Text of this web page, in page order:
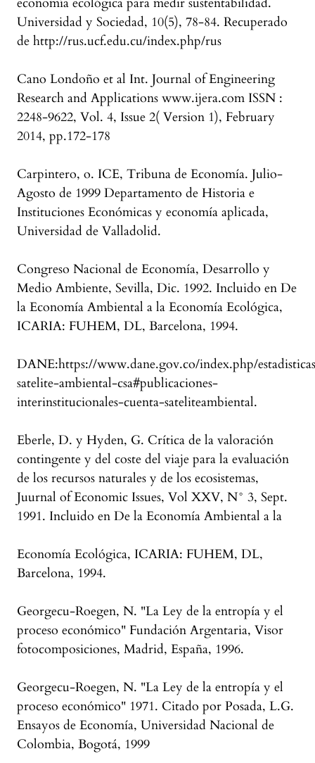
Universidad y Sociedad, 10(5), 78-84. Recuperado
de http://rus.ucf.edu.cu/index.php/rus
Cano Londoño et al Int. Journal of Engineering
Research and Applications www.ijera.com ISSN :
2248-9622, Vol. 4, Issue 2( Version 1), February
2014, pp.172-178
Carpintero, o. ICE, Tribuna de Economía. Julio-
Agosto de 1999 Departamento de Historia e
Instituciones Económicas y economía aplicada,
Universidad de Valladolid.
Congreso Nacional de Economía, Desarrollo y
Medio Ambiente, Sevilla, Dic. 1992. Incluido en De
la Economía Ambiental a la Economía Ecológica,
ICARIA: FUHEM, DL, Barcelona, 1994.
DANE:https://www.dane.gov.co/index.php/
satelite-ambiental-csa#publicaciones-
interinstitucionales-cuenta-sateliteambiental.
Eberle, D. y Hyden, G. Crítica de la valoración
contingente y del coste del viaje para la evaluación
de los recursos naturales y de los ecosistemas,
Juurnal of Economic Issues, Vol XXV, N° 3, Sept.
1991. Incluido en De la Economía Ambiental a la
Economía Ecológica, ICARIA: FUHEM, DL,
Barcelona, 1994.
Georgecu-Roegen, N. "La Ley de la entropía y el
proceso económico" Fundación Argentaria, Visor
fotocomposiciones, Madrid, España, 1996.
Georgecu-Roegen, N. "La Ley de la entropía y el
proceso económico" 1971. Citado por Posada, L.G.
Ensayos de Economía, Universidad Nacional de
Colombia, Bogotá, 1999